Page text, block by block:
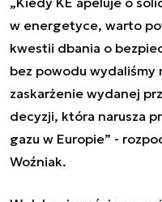
w energetyce, warto
kwestii dbania o
bez powodu wydaliśmy
zaskarżenie wydanej
decyzji, która narusza
gazu w Europie” -
Woźniak.